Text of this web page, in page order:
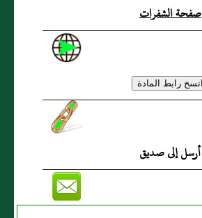
صفحة الشفرات
أرسل إلى صديق